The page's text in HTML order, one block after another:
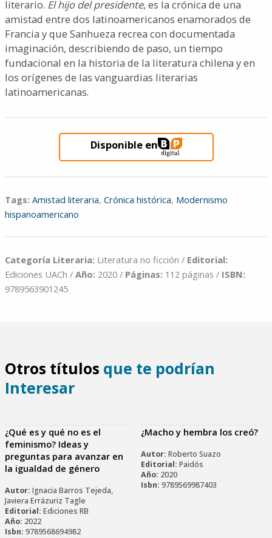
literario. El hijo del presidente, es la crónica de una
amistad entre dos latinoamericanos enamorados de
Francia y que Sanhueza recrea con documentada
imaginación, describiendo de paso, un tiempo
fundacional en la historia de la literatura chilena y en
los orígenes de las vanguardias literarias
latinoamericanas.
Disponible en
Tags: Amistad literaria, Crónica histórica, Modernismo
hispanoamericano
Categoría Literaria: Literatura no ficción / Editorial:
Ediciones UACh / Año: 2020 / Páginas: 112 páginas / ISBN:
9789563901245
Otros títulos que te podrían
Interesar
¿Qué es y qué no es el
feminismo? Ideas y
preguntas para avanzar en
la igualdad de género
Autor: Ignacia Barros Tejeda,
Javiera Errázuriz Tagle
Editorial: Ediciones RB
Año: 2022
Isbn: 9789568694982
¿Macho y hembra los creó?
Autor: Roberto Suazo
Editorial: Paidós
Año: 2020
Isbn: 9789569987403